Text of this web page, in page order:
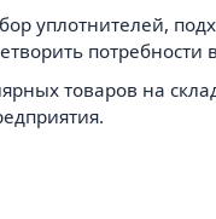
уплотнителей,
товаров на